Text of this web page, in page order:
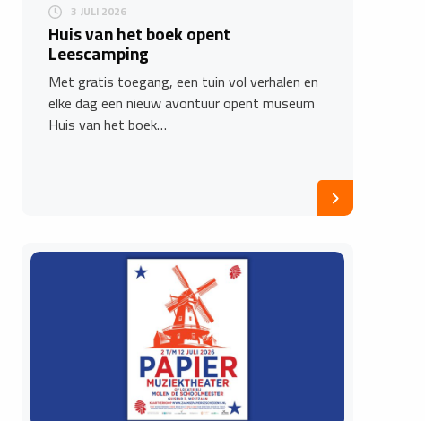
3 JULI 2026
Huis van het boek opent
Leescamping
Met gratis toegang, een tuin vol verhalen en
elke dag een nieuw avontuur opent museum
Huis van het boek…